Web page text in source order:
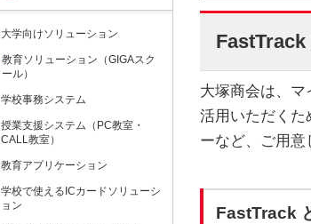
FastTrack
大塚商会は、
活用いただくた
ーなど、ご用意
FastTrack
大学向けソリューション
教育ソリューション（GIGAスク
ール）
学校事務システム
授業支援システム（PC教室・
CALL教室）
教育アプリケーション
学校で使えるICカードソリューシ
ョン